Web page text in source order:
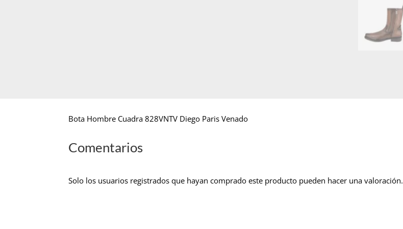
Bota Hombre Cuadra 828VNTV Diego Paris Venado
Comentarios
Solo los usuarios registrados que hayan comprado este producto pueden hacer una valoración.